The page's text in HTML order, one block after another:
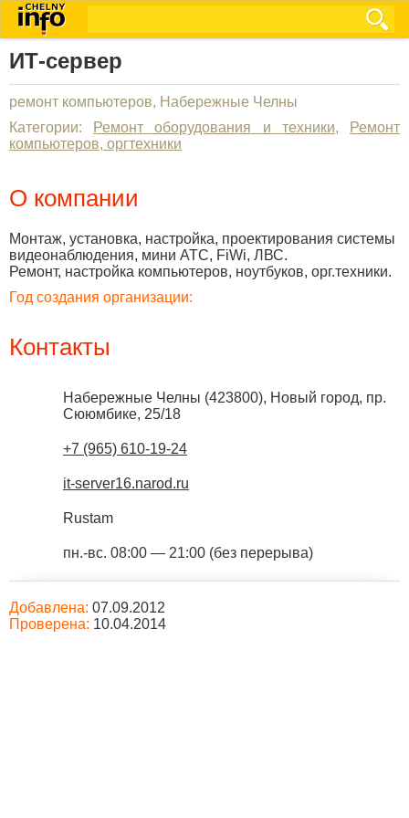
ИТ-сервер
ремонт компьютеров, Набережные Челны
Категории:
Ремонт оборудования и техники,
Ремонт
компьютеров, оргтехники
О компании
Монтаж, установка, настройка, проектирования системы
видеонаблюдения, мини АТС, FiWi, ЛВС.
Ремонт, настройка компьютеров, ноутбуков, орг.техники.
Год создания организации:
Контакты
Набережные Челны (423800), Новый город, пр.
Сююмбике, 25/18
+7 (965) 610-19-24
it-server16.narod.ru
Rustam
пн.-вс. 08:00 — 21:00 (без перерыва)
Добавлена: 07.09.2012
Проверена: 10.04.2014